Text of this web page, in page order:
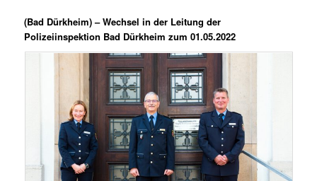
(Bad Dürkheim) – Wechsel in der Leitung der
Polizeiinspektion Bad Dürkheim zum 01.05.2022